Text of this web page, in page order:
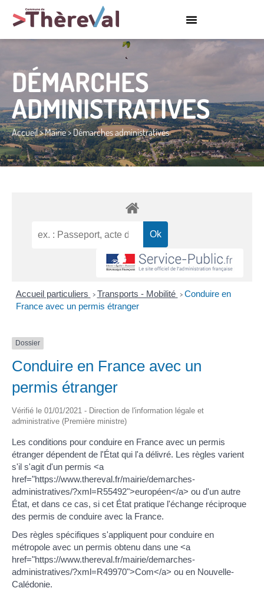
DÉMARCHES
ADMINISTRATIVES
Accueil>Mairie>Démarches administratives
Accueil particuliers > Transports - Mobilité > Conduire en
France avec un permis étranger
Dossier
Conduire en France avec un
permis étranger
Vérifié le 01/01/2021 - Direction de l'information légale et
administrative (Première ministre)
Les conditions pour conduire en France avec un permis
étranger dépendent de l'État qui l'a délivré. Les règles varient
s'il s'agit d'un permis <a
href="https://www.thereval.fr/mairie/demarches-
administratives/?xml=R55492">européen</a> ou d'un autre
État, et dans ce cas, si cet État pratique l'échange réciproque
des permis de conduire avec la France.
Des règles spécifiques s'appliquent pour conduire en
métropole avec un permis obtenu dans une <a
href="https://www.thereval.fr/mairie/demarches-
administratives/?xml=R49970">Com</a> ou en Nouvelle-
Calédonie.